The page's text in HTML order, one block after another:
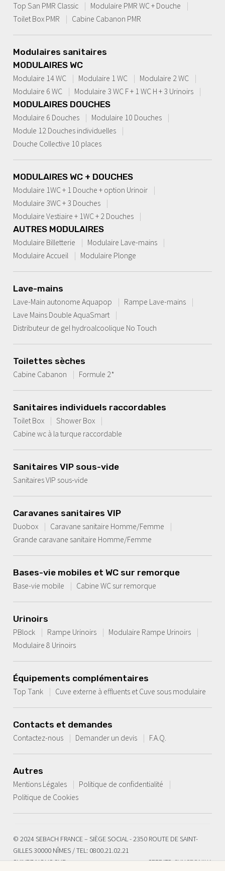
Top San PMR Classic
Modulaire PMR WC + Douche
Toilet Box PMR
Cabine Cabanon PMR
Modulaires sanitaires
MODULAIRES WC
Modulaire 14 WC
Modulaire 1 WC
Modulaire 2 WC
Modulaire 6 WC
Modulaire 3 WC F + 1 WC H + 3 Urinoirs
MODULAIRES DOUCHES
Modulaire 6 Douches
Modulaire 10 Douches
Module 12 Douches individuelles
Douche Collective 10 places
MODULAIRES WC + DOUCHES
Modulaire 1WC + 1 Douche + option Urinoir
Modulaire 3WC + 3 Douches
Modulaire Vestiaire + 1WC + 2 Douches
AUTRES MODULAIRES
Modulaire Billetterie
Modulaire Lave-mains
Modulaire Accueil
Modulaire Plonge
Lave-mains
Lave-Main autonome Aquapop
Rampe Lave-mains
Lave Mains Double AquaSmart
Distributeur de gel hydroalcoolique No Touch
Toilettes sèches
Cabine Cabanon
Formule 2*
Sanitaires individuels raccordables
Toilet Box
Shower Box
Cabine wc à la turque raccordable
Sanitaires VIP sous-vide
Sanitaires VIP sous-vide
Caravanes sanitaires VIP
Duobox
Caravane sanitaire Homme/Femme
Grande caravane sanitaire Homme/Femme
Bases-vie mobiles et WC sur remorque
Base-vie mobile
Cabine WC sur remorque
Urinoirs
PBlock
Rampe Urinoirs
Modulaire Rampe Urinoirs
Modulaire 8 Urinoirs
Équipements complémentaires
Top Tank
Cuve externe à effluents et Cuve sous modulaire
Contacts et demandes
Contactez-nous
Demander un devis F.A.Q.
Autres
Mentions Légales
Politique de confidentialité
Politique de Cookies
© 2024 SEBACH FRANCE – SIÈGE SOCIAL - 2350 ROUTE DE SAINT-
GILLES 30000 NÎMES / TEL: 0800.21.02.21
SUIVEZ-NOUS SUR
CREDITS:SYNCRONIKA